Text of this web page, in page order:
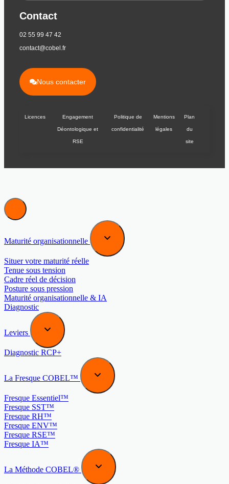
Contact
02 55 99 47 42
contact@cobel.fr
Nous contacter
Licences Engagement
Déontologique et
RSE
Politique de
confidentialité
Mentions
légales
Plan
du
site
Maturité organisationnelle
Situer votre maturité réelle
Tenue sous tension
Cadre réel de décision
Posture sous pression
Maturité organisationnelle & IA
Diagnostic
Leviers
Diagnostic RCP+
La Fresque COBEL™
Fresque Essentiel™
Fresque SST™
Fresque RH™
Fresque ENV™
Fresque RSE™
Fresque IA™
La Méthode COBEL®